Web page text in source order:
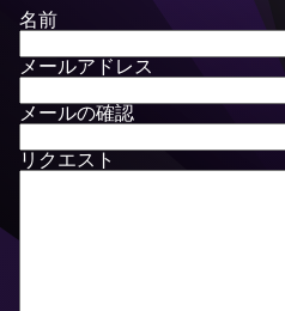
名前
メールアドレス
メールの確認
リクエスト